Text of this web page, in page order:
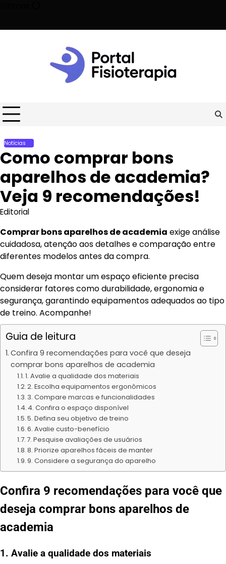
content
Notícias
Como comprar bons
aparelhos de academia?
Veja 9 recomendações!
Editorial
Comprar bons aparelhos de academia exige análise
cuidadosa, atenção aos detalhes e comparação entre
diferentes modelos antes da compra.
Quem deseja montar um espaço eficiente precisa
considerar fatores como durabilidade, ergonomia e
segurança, garantindo equipamentos adequados ao tipo
de treino. Acompanhe!
Guia de leitura
Confira 9 recomendações para você que deseja
comprar bons aparelhos de academia
1. Avalie a qualidade dos materiais
2. Escolha equipamentos ergonômicos
3. Compare marcas e funcionalidades
4. Confira o espaço disponível
5. Defina seu objetivo de treino
6. Avalie custo-benefício
7. Pesquise avaliações de usuários
8. Priorize aparelhos fáceis de manter
9. Considere a segurança do aparelho
Confira 9 recomendações para você que
deseja comprar bons aparelhos de
academia
1. Avalie a qualidade dos materiais